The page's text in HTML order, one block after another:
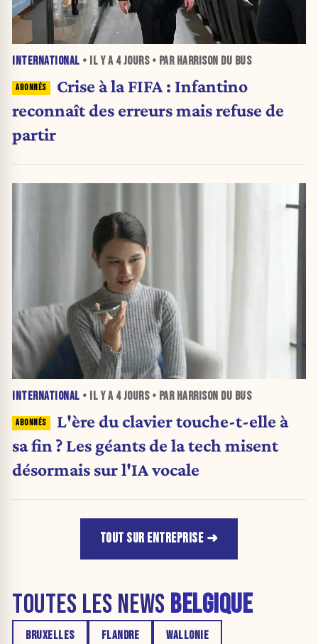
INTERNATIONAL • IL Y A 4 JOURS• PAR HARRISON DU BUS
Crise à la FIFA : Infantino
reconnaît des erreurs mais refuse de
partir
INTERNATIONAL • IL Y A 4 JOURS• PAR HARRISON DU BUS
L'ère du clavier touche-t-elle à
sa fin ? Les géants de la tech misent
désormais sur l'IA vocale
TOUT SUR ENTREPRISE
TOUTES LES NEWS BELGIQUE
BRUXELLES FLANDRE WALLONIE